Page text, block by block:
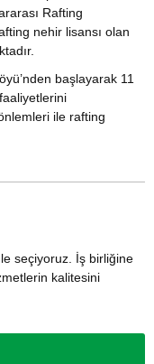
Rafting
nehir lisansı olan
başlayarak 11
ile rafting
seçiyoruz. İş birliğine
kalitesini